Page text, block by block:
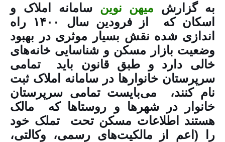
به گزارش میهن نوین سامانه املاک و
اسکان که از فرودین سال ۱۴۰۰ راه
اندازی شده نقش بسیار موثری در بهبود
وضعیت بازار مسکن و شناسایی خانه‌های
خالی دارد و طبق قانون باید تمامی
سرپرستان خانوار‌ها در سامانه املاک ثبت
نام کنند، می‌بایست تمامی سرپرستان
خانوار در شهر‌ها و روستا‌ها که مالک
هستند اطلاعات مسکن تحت تملک خود
را (اعم از مالکیت‌های رسمی، وکالتی،